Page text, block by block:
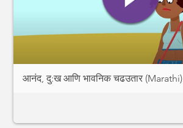
आनंद, दु:ख आणि भावनिक चढउतार (Marathi)